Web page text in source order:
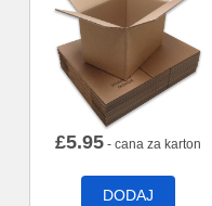
£5.95- cana za karton
DODAJ